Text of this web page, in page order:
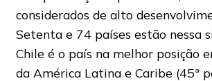
considerados de alto
Setenta e 74 países estão nessa
Chile é o país na melhor posição
da América Latina e Caribe (45ª